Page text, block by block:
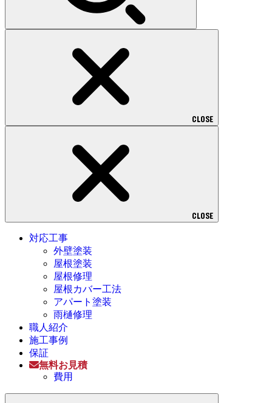
CLOSE
CLOSE
対応工事
外壁塗装
屋根塗装
屋根修理
屋根カバー工法
アパート塗装
雨樋修理
職人紹介
施工事例
保証
無料お見積
費用